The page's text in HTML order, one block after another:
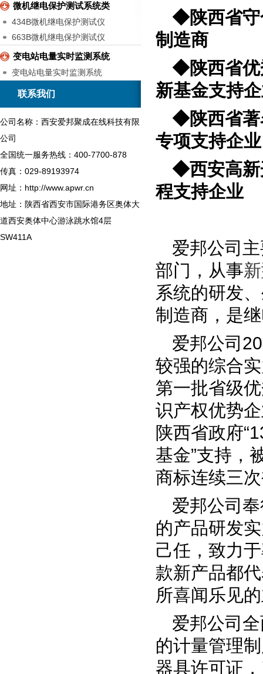
微机继电保护测试系统类
434B微机继电保护测试仪
663B微机继电保护测试仪
变电站电量实时监测系统
变电站电量实时监测系统
联系我们
公司名称：西安爱邦聚成在线科技有限
公司
全国统一服务热线：400-7700-878
传真：029-89193974
网址：http://www.apwr.cn
地址：陕西省西安市国际港务区奥体大
道西安奥体中心游泳跳水馆4层
SW411A
◆陕西省
制造商
◆陕西省
新基金支持
◆陕西
专项支持企业
◆西安高
程支持企业
爱邦公司
部门，从事
系统的研发
制造商，是
爱邦公司
较强的综合
第一批省级
识产权优势
陕西省政府
基金”支持，
商标连续三
爱邦公司
的产品研发
己任，致力
款新产品都
所喜闻乐见
爱邦公司
的计量管理
器具许可证